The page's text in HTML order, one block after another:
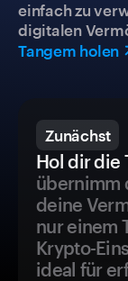
einfach zu
digitalen
Tangem holen
Zunächst
Hol dir die
übernimm
deine
nur einem
Krypto-
ideal für